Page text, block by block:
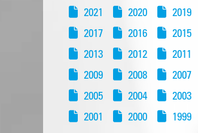
2021
2020 2019
2017
2016 2015
2013
2012 2011
2009
2008 2007
2005
2004 2003
2001
2000 1999